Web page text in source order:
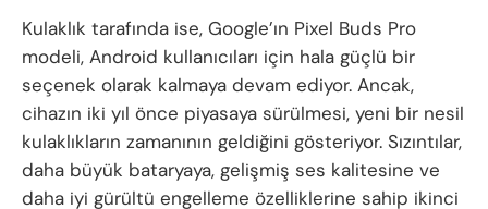
Kulaklık tarafında ise, Google’ın Pixel Buds Pro
modeli, Android kullanıcıları için hala güçlü bir
seçenek olarak kalmaya devam ediyor. Ancak,
cihazın iki yıl önce piyasaya sürülmesi, yeni bir nesil
kulaklıkların zamanının geldiğini gösteriyor. Sızıntılar,
daha büyük bataryaya, gelişmiş ses kalitesine ve
daha iyi gürültü engelleme özelliklerine sahip ikinci